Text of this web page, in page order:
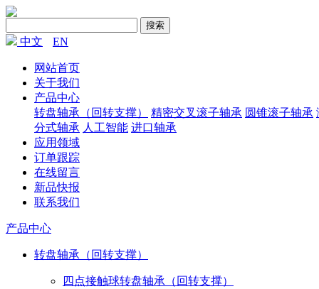
搜索
中文 EN
网站首页
关于我们
产品中心
转盘轴承（回转支撑）
精密交叉滚子轴承 圆锥滚子轴承
分式轴承 人工智能 进口轴承
应用领域
订单跟踪
在线留言
新品快报
联系我们
产品中心
转盘轴承（回转支撑）
四点接触球转盘轴承（回转支撑）